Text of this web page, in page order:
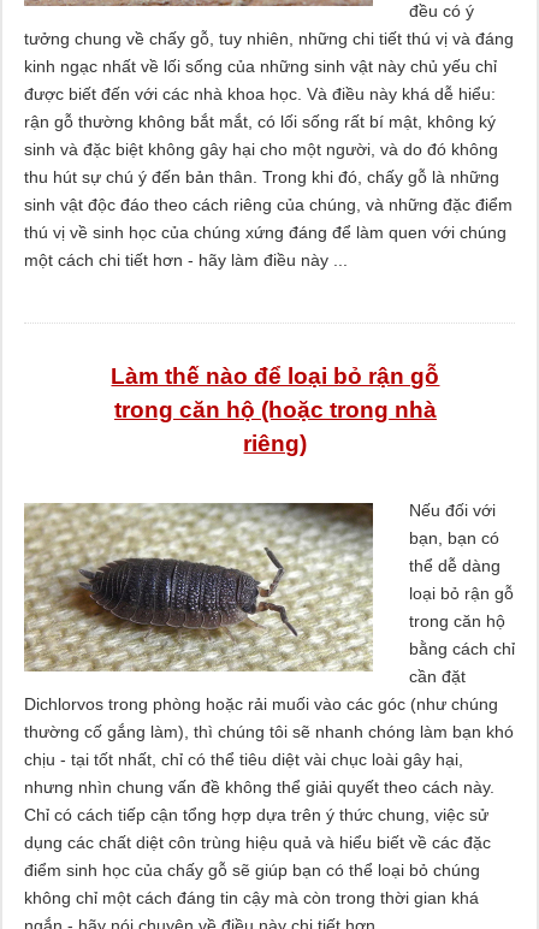
đều có ý
tưởng chung về chấy gỗ, tuy nhiên, những chi tiết thú vị và đáng
kinh ngạc nhất về lối sống của những sinh vật này chủ yếu chỉ
được biết đến với các nhà khoa học. Và điều này khá dễ hiểu:
rận gỗ thường không bắt mắt, có lối sống rất bí mật, không ký
sinh và đặc biệt không gây hại cho một người, và do đó không
thu hút sự chú ý đến bản thân. Trong khi đó, chấy gỗ là những
sinh vật độc đáo theo cách riêng của chúng, và những đặc điểm
thú vị về sinh học của chúng xứng đáng để làm quen với chúng
một cách chi tiết hơn - hãy làm điều này ...
Làm thế nào để loại bỏ rận gỗ
trong căn hộ (hoặc trong nhà
riêng)
Nếu đối với
bạn, bạn có
thể dễ dàng
loại bỏ rận gỗ
trong căn hộ
bằng cách chỉ
cần đặt
Dichlorvos trong phòng hoặc rải muối vào các góc (như chúng
thường cố gắng làm), thì chúng tôi sẽ nhanh chóng làm bạn khó
chịu - tại tốt nhất, chỉ có thể tiêu diệt vài chục loài gây hại,
nhưng nhìn chung vấn đề không thể giải quyết theo cách này.
Chỉ có cách tiếp cận tổng hợp dựa trên ý thức chung, việc sử
dụng các chất diệt côn trùng hiệu quả và hiểu biết về các đặc
điểm sinh học của chấy gỗ sẽ giúp bạn có thể loại bỏ chúng
không chỉ một cách đáng tin cậy mà còn trong thời gian khá